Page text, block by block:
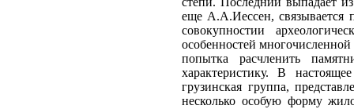
еще А.А.Иессен, связывается
совокупностии
особенностей
попытка расчленить
характеристику. В
грузинская группа,
несколько особую форму